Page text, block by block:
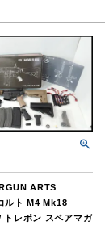
ARTS
ルト M4 Mk18
トレポン スペアマガ